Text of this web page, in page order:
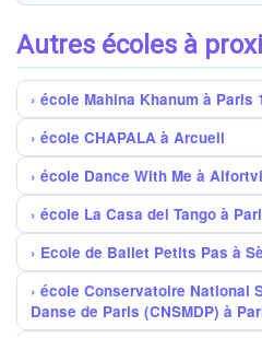
Autres écoles à
école Mahina Khanum à Paris
école CHAPALA à Arcueil
école Dance With Me à
école La Casa del Tango à
Ecole de Ballet Petits Pas à
école Conservatoire National
Danse de Paris (CNSMDP) à